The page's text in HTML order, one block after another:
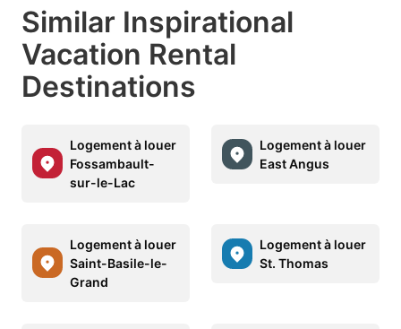
Similar Inspirational
Vacation Rental
Destinations
Logement à louer
Fossambault-
sur-le-Lac
Logement à louer
East Angus
Logement à louer
Saint-Basile-le-
Grand
Logement à louer
St. Thomas